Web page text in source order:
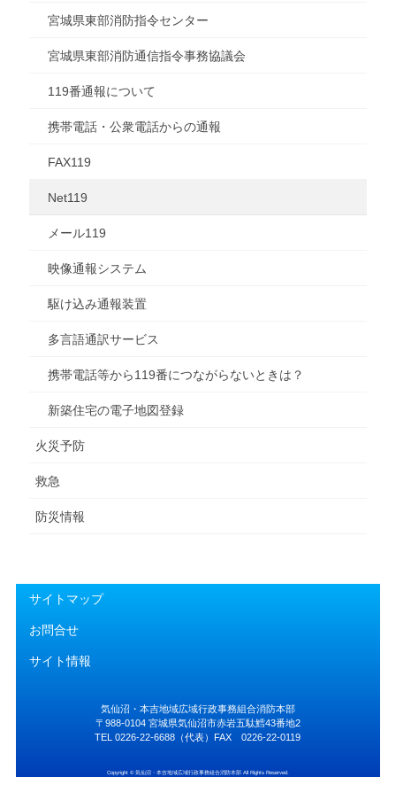
宮城県東部消防指令センター
宮城県東部消防通信指令事務協議会
119番通報について
携帯電話・公衆電話からの通報
FAX119
Net119
メール119
映像通報システム
駆け込み通報装置
多言語通訳サービス
携帯電話等から119番につながらないときは？
新築住宅の電子地図登録
火災予防
救急
防災情報
サイトマップ
お問合せ
サイト情報
気仙沼・本吉地域広域行政事務組合消防本部
〒988-0104 宮城県気仙沼市赤岩五駄鱈43番地2
TEL 0226-22-6688（代表）FAX 0226-22-0119
Copyright © 気仙沼・本吉地域広域行政事務組合消防本部 All Rights Reserved.